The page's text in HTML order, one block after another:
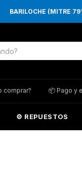
BARILOCHE (MITRE
comprar? 📦 Pago y
⚙️ REPUESTOS